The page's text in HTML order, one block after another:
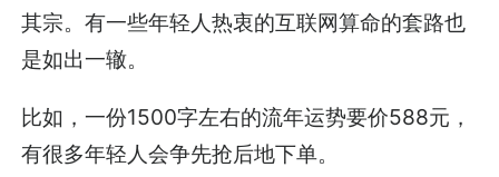
其宗。有一些年轻人热衷的互联网算命的套路也
是如出一辙。
比如，一份1500字左右的流年运势要价588元，
有很多年轻人会争先抢后地下单。